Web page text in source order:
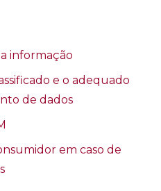
informação
e o adequado
de dados
em caso de